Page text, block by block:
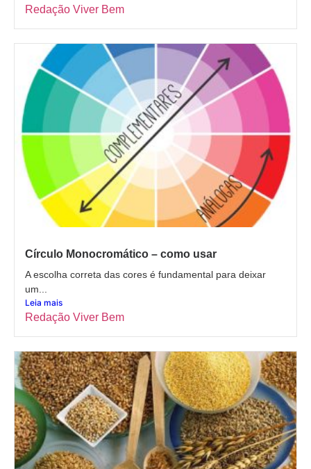
Redação Viver Bem
Círculo Monocromático – como usar
A escolha correta das cores é fundamental para deixar
um...
Leia mais
Redação Viver Bem